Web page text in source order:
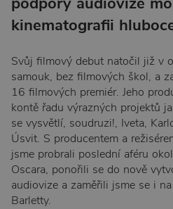
kinematografii
Svůj filmový debut natočil již v
samouk, bez filmových škol, a
16 filmových premiér. Jeho
kontě řadu výrazných projektů
se vysvětlí, soudruzi!, Iveta,
Úsvit. S producentem a
jsme probrali poslední aféru
Oscara, ponořili se do nově
audiovize a zaměřili jsme se i
Barletty.